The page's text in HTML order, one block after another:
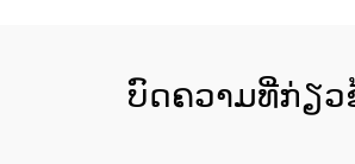
ບົດຄວາມທີ່ກ່ຽວ